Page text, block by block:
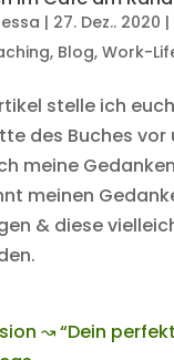
| 27. Dez.. 2020 |
, Blog, Work-
stelle ich
des Buches vor
meine
meinen
& diese